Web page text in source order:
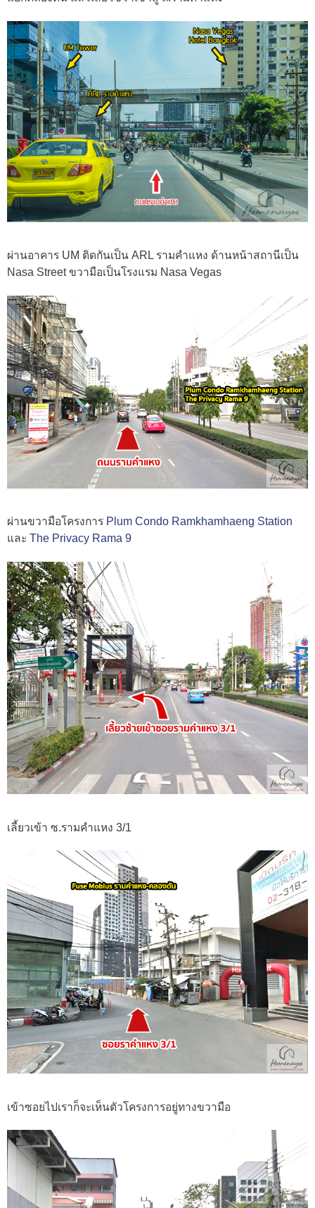
ผ่านอาคาร UM ติดกันเป็น ARL รามคำแหง ด้านหน้าสถานีเป็น
Nasa Street ขวามือเป็นโรงแรม Nasa Vegas
ผ่านขวามือโครงการ Plum Condo Ramkhamhaeng Station
และ The Privacy Rama 9
เลี้ยวเข้า ซ.รามคำแหง 3/1
เข้าซอยไปเราก็จะเห็นตัวโครงการอยู่ทางขวามือ